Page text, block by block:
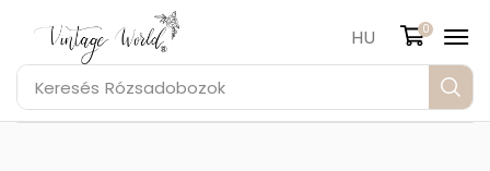
Keresés Rózsadobozok
HU 0